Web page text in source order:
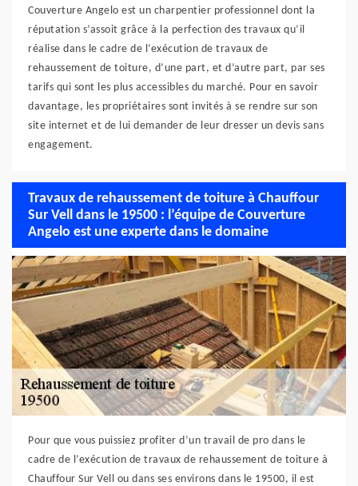
Couverture Angelo est un charpentier professionnel dont la
réputation s’assoit grâce à la perfection des travaux qu’il
réalise dans le cadre de l’exécution de travaux de
rehaussement de toiture, d’une part, et d’autre part, par ses
tarifs qui sont les plus accessibles du marché. Pour en savoir
davantage, les propriétaires sont invités à se rendre sur son
site internet et de lui demander de leur dresser un devis sans
engagement.
Travaux de rehaussement de toiture à Chauffour
Sur Vell dans le 19500 : l’équipe de Couverture
Angelo est une experte dans le domaine
Pour que vous puissiez profiter d’un travail de pro dans le
cadre de l’exécution de travaux de rehaussement de toiture à
Chauffour Sur Vell ou dans ses environs dans le 19500, il est